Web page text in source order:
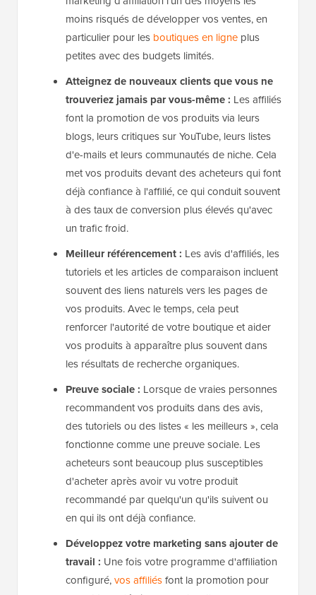
moins risqués de développer vos ventes, en
particulier pour les boutiques en ligne plus
petites avec des budgets limités.
Atteignez de nouveaux clients que vous ne
trouveriez jamais par vous-même : Les affiliés
font la promotion de vos produits via leurs
blogs, leurs critiques sur YouTube, leurs listes
d'e-mails et leurs communautés de niche. Cela
met vos produits devant des acheteurs qui font
déjà confiance à l'affilié, ce qui conduit souvent
à des taux de conversion plus élevés qu'avec
un trafic froid.
Meilleur référencement : Les avis d'affiliés, les
tutoriels et les articles de comparaison incluent
souvent des liens naturels vers les pages de
vos produits. Avec le temps, cela peut
renforcer l'autorité de votre boutique et aider
vos produits à apparaître plus souvent dans
les résultats de recherche organiques.
Preuve sociale : Lorsque de vraies personnes
recommandent vos produits dans des avis,
des tutoriels ou des listes « les meilleurs », cela
fonctionne comme une preuve sociale. Les
acheteurs sont beaucoup plus susceptibles
d'acheter après avoir vu votre produit
recommandé par quelqu'un qu'ils suivent ou
en qui ils ont déjà confiance.
Développez votre marketing sans ajouter de
travail : Une fois votre programme d'affiliation
configuré,vos affiliésfont la promotion pour